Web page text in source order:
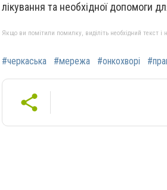
лікування та необхідної допомоги
Якщо ви помітили помилку, виділіть необхідний текст
#черкаська #мережа #онкохворі